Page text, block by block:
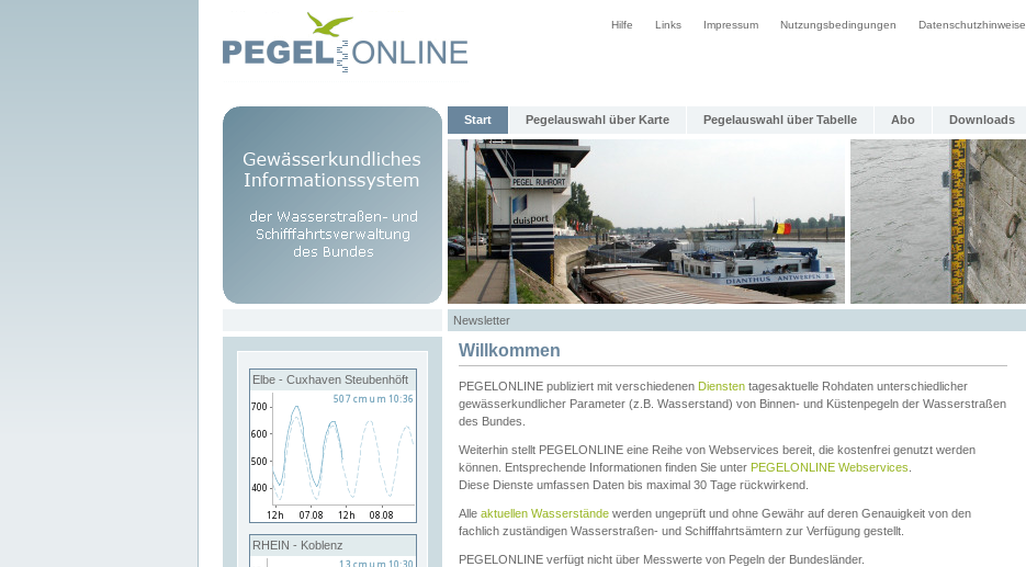
Hilfe Links Impressum Nutzungsbedingungen Datenschutzhinweise
Start Pegelauswahl über Karte Pegelauswahl über Tabelle Abo Downloads
Newsletter
Elbe - Cuxhaven Steubenhöft
RHEIN - Koblenz
Willkommen
PEGELONLINE publiziert mit verschiedenen Diensten tagesaktuelle Rohdaten unterschiedlicher
gewässerkundlicher Parameter (z.B. Wasserstand) von Binnen- und Küstenpegeln der Wasserstraßen
des Bundes.
Weiterhin stellt PEGELONLINE eine Reihe von Webservices bereit, die kostenfrei genutzt werden
können. Entsprechende Informationen finden Sie unter PEGELONLINE Webservices
Diese Dienste umfassen Daten bis maximal 30 Tage rückwirkend.
Alle aktuellen Wasserstände werden ungeprüft und ohne Gewähr auf deren Genauigkeit von den
fachlich zuständigen Wasserstraßen- und Schifffahrtsämtern zur Verfügung gestellt.
PEGELONLINE verfügt nicht über Messwerte von Pegeln der Bundesländer.